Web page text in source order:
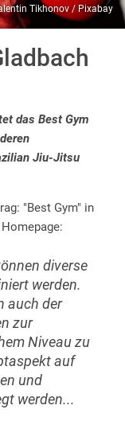
Tikhonov / Pixabay
das Best Gym
Jiu-Jitsu
"Best Gym" in
diverse
werden.
auch der
zur
Niveau zu
auf
und
werden...